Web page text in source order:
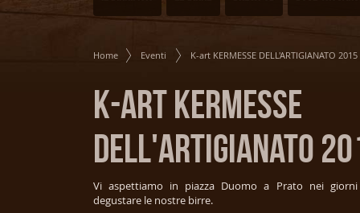
Home Eventi K-art KERMESSE DELL'ARTIGIANATO 2015
K-art KERMESSE
DELL'ARTIGIANATO
Vi aspettiamo in piazza Duomo a Prato nei
degustare le nostre birre.